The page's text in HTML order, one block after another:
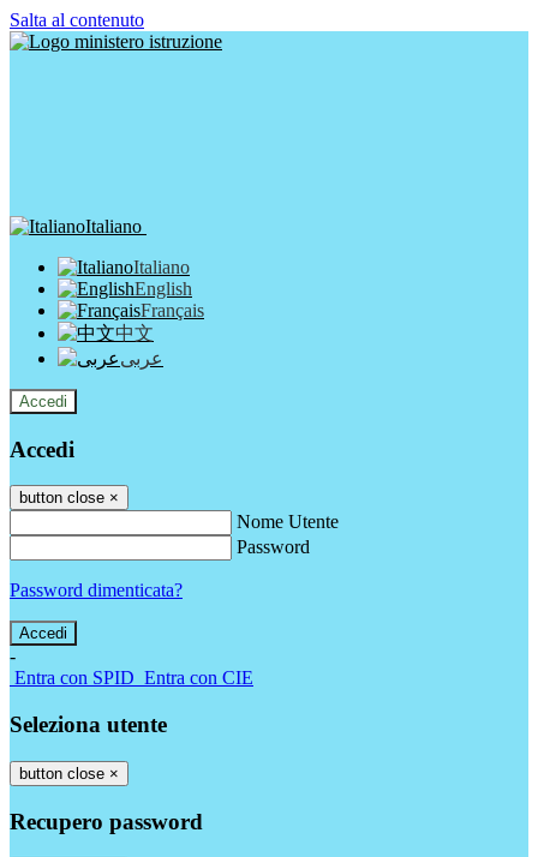
Salta al contenuto
Italiano
Italiano
English
Français
中文
عربى
Accedi
Accedi
button close ×
Nome Utente
Password
Password dimenticata?
-
Entra con SPID Entra con CIE
Seleziona utente
button close ×
Recupero password